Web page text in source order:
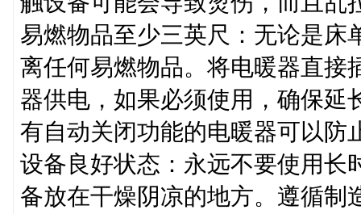
易燃物品至少三英尺：无论是床
离任何易燃物品。将电暖器直接
器供电，如果必须使用，确保延
有自动关闭功能的电暖器可以防
设备良好状态：永远不要使用长
备放在干燥阴凉的地方。遵循制